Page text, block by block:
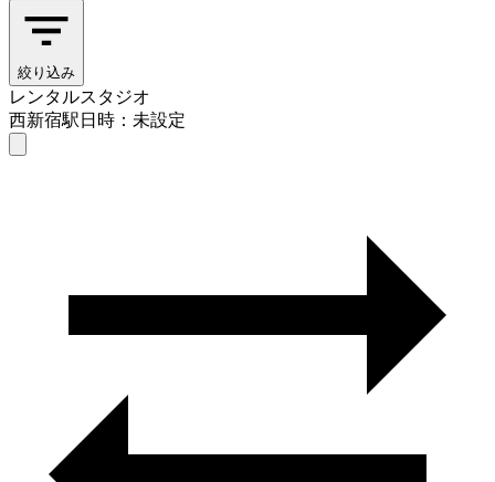
絞り込み
レンタルスタジオ
西新宿駅日時：未設定